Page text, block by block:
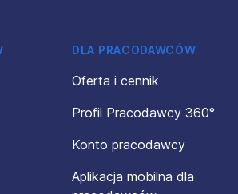
DLA PRACODAWCÓW
Oferta i cennik
Profil Pracodawcy 360°
Konto pracodawcy
Aplikacja mobilna dla